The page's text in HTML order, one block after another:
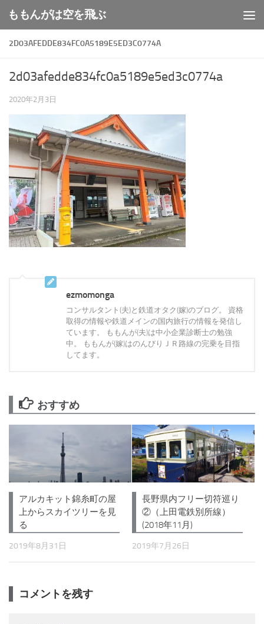
コンテンツへスキップ
ももんがは空を飛ぶ
2D03AFEDDE834FC0A5189E5ED3C0774A
2d03afedde834fc0a5189e5ed3c0774a
2020年2月3日
ezmomonga
コンサルタント(夫)と鉄道オタク(嫁)のブログ。 資格
取得の情報や鉄道メインの国内旅行の情報を発信し
ています。 ももんが(夫)は中小企業診断士の勉強
中。 ももんが(嫁)はのんびりＪＲ路線の完乗を目指
してます。
おすすめ
アルカキット錦糸町の屋
上からスカイツリーを見
る
2019年8月31日
長野県内フリー切符巡り
②（上田電鉄別所線）
(2018年11月)
2019年7月26日
コメントを残す